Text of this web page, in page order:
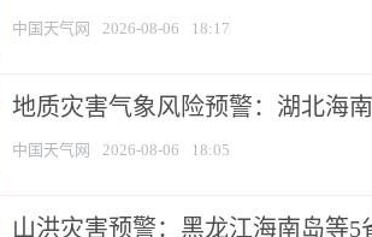
中国天气网 2026-08-06 18:17
地质灾害气象风险预警：湖北海
中国天气网 2026-08-06 18:05
山洪灾害预警：黑龙江海南岛等5